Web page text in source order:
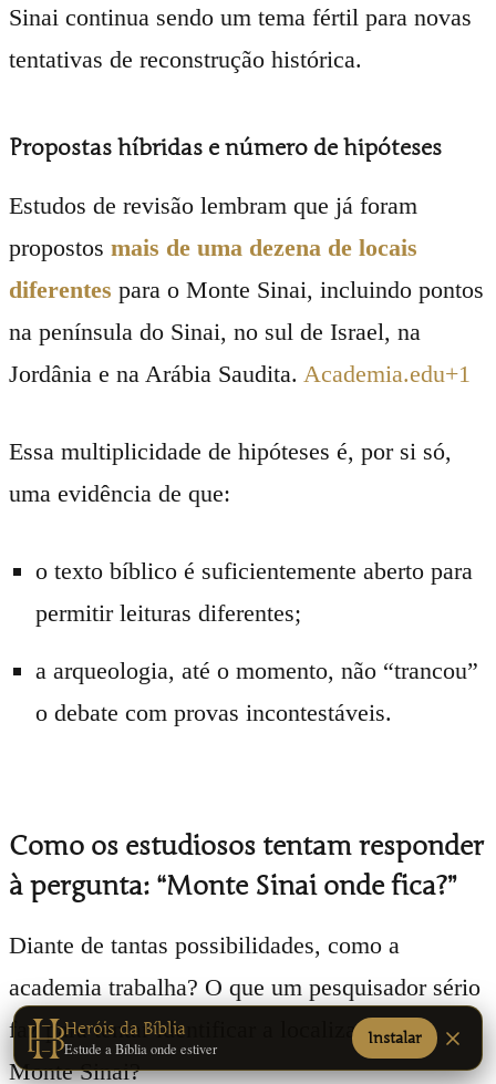
Sinai continua sendo um tema fértil para novas
tentativas de reconstrução histórica.
Propostas híbridas e número de hipóteses
Estudos de revisão lembram que já foram
propostos mais de uma dezena de locais
diferentes para o Monte Sinai, incluindo pontos
na península do Sinai, no sul de Israel, na
Jordânia e na Arábia Saudita. Academia.edu+1
Essa multiplicidade de hipóteses é, por si só,
uma evidência de que:
o texto bíblico é suficientemente aberto para
permitir leituras diferentes;
a arqueologia, até o momento, não “trancou”
o debate com provas incontestáveis.
Como os estudiosos tentam responder
à pergunta: “Monte Sinai onde fica?”
Diante de tantas possibilidades, como a
academia trabalha? O que um pesquisador sério
faz para tentar identificar a localização do
Monte Sinai?
Heróis da Bíblia
Estude a Bíblia onde estiver
Instalar